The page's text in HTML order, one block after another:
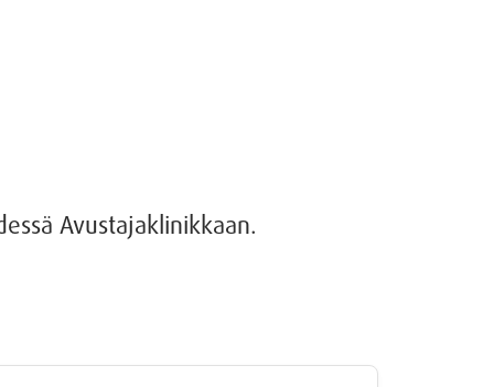
Avustajaklinikkaan.